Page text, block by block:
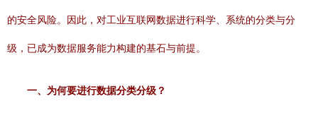
的安全风险。因此，对工业互联网数据进行科学、系统的分类与分
级，已成为数据服务能力构建的基石与前提。
一、为何要进行数据分类分级？